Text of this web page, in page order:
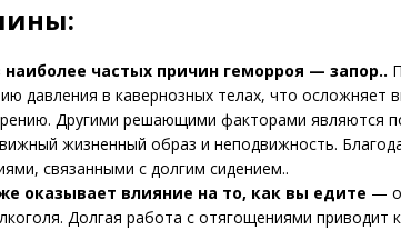
частых причин геморроя — запор..
давления в кавернозных телах, что осложняет
Другими решающими факторами являются
жизненный образ и неподвижность.
связанными с долгим сидением..
оказывает влияние на то, как вы едите —
Долгая работа с отягощениями